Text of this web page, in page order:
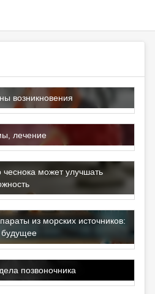
возникновения
лечение
чеснока может улучшать
из морских источников:
позвоночника